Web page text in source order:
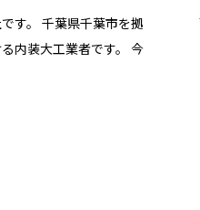
す。 千葉県千葉市を拠
内装大工業者です。 今